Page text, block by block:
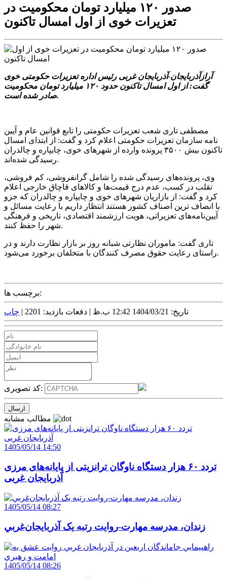
صدور ۱۲۰ میلیارد تومان محکومیت در
تعزیرات خوی ‌از اول امسال تاکنون
آرازآذربایجان-آذربایجان غربی رئیس اداره تعزیرات حکومتی خوی
گفت: از اول امسال تاکنون حدود ۱۲۰ میلیارد تومان محکومیت
صادر شده است.
مصطفی تاری شعب تعزیرات حکومتی را تابع قوانین عام و آیین
نامه سازمان تعزیرات حکومتی اعلام کرد و گفت: از ابتدای امسال
تاکنون بیش ۳۵۰۰ پرونده وارده از شهرهای خوی، چایپاره و چالدران
رسیدگی شده‌اند.
وی، پرونده‌های رسیدگی شده را شامل گرانفروشی، کم فروشی،
تقلب در کسب، عدم درج قیمت‌ها و کالاهای قاچاق خارجی اعلام
کرد و گفت: از بازاریان شهرهای خوی و چایپاره و چالدران که جزو
با انصاف ترین اصناف ‌کشور هستند انتظار داریم با رعایت مسائل و
آیین‌نامه‌های تعزیراتی، هویت ارزشمند اقتصادی، تاریخی و فرهنگی
شهر را حفظ کنند.
تاری گفت: ماموران نظارتی شبانه روز بر بازار نظارت دارند و در
راستای رعایت حقوق مصرف کنندگان با متخلفان برخورد می‌شود.
برچسب ها:
تاریخ: 1404/03/21 12:42 ب.ظ | دفعات بازدید: 2201 | چاپ
کد تصویری:
1405/05/14 14:50
تردد ۶۰ هزار دستگاه ناوگان ترانزیتی از پایانه‌های مرزی
آذربایجان ‌غربی
1405/05/14 08:27
زندان، مدرسه مهارت-روايت رتبه يک آذربايجان‌غربي
1405/05/14 08:26